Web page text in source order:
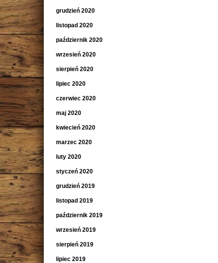
grudzień 2020
listopad 2020
październik 2020
wrzesień 2020
sierpień 2020
lipiec 2020
czerwiec 2020
maj 2020
kwiecień 2020
marzec 2020
luty 2020
styczeń 2020
grudzień 2019
listopad 2019
październik 2019
wrzesień 2019
sierpień 2019
lipiec 2019